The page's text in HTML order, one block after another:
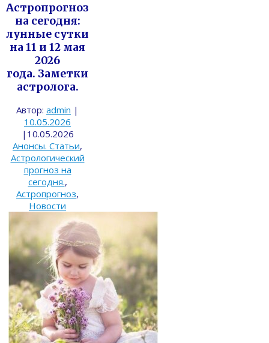
Астропрогноз
на сегодня:
лунные сутки
на 11 и 12 мая
2026
года. Заметки
астролога.
Автор: admin |
10.05.2026
| 10.05.2026
Анонсы. Статьи,
Астрологический
прогноз на
сегодня.,
Астропрогноз,
Новости